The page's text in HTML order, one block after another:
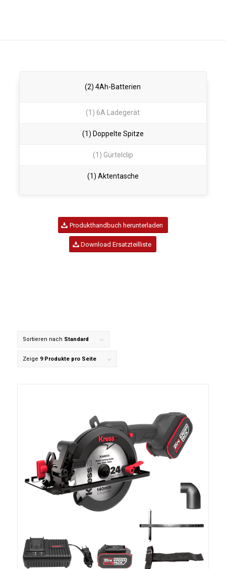
(2) 4Ah-Batterien
(1) 6A Ladegerät
(1) Doppelte Spitze
(1) Gürtelclip
(1) Aktentasche
Produkthandbuch herunterladen
Download Ersatzteilliste
Sortieren nach Standard
Zeige 9 Produkte pro Seite